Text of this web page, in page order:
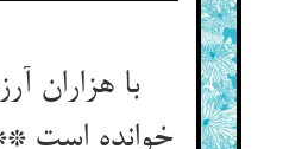
با هزاران
خوانده است